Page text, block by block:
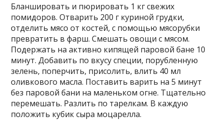
Бланшировать и пюрировать 1 кг свежих
помидоров. Отварить 200 г куриной грудки,
отделить мясо от костей, с помощью мясорубки
превратить в фарш. Смешать овощи с мясом.
Подержать на активно кипящей паровой бане 10
минут. Добавить по вкусу специи, порубленную
зелень, поперчить, присолить, влить 40 мл
оливкового масла. Поставить варить на 5 минут
без паровой бани на маленьком огне. Тщательно
перемешать. Разлить по тарелкам. В каждую
положить кубик сыра моцарелла.